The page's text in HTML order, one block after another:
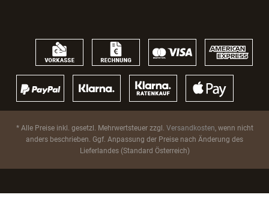
* Alle Preise inkl. gesetzl. Mehrwertsteuer zzgl. Versandkosten, wenn nicht
anders beschrieben. Ggf. Anpassung der Preise nach Änderung des
Lieferlandes (Standard Österreich)